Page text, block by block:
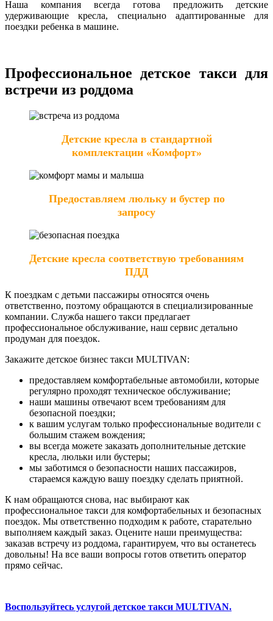
Наша компания всегда готова предложить детские
удерживающие кресла, специально адаптированные для
поездки ребенка в машине.
Профессиональное детское такси для
встречи из роддома
Детские кресла в стандартной
комплектации «Комфорт»
Предоставляем люльку и бустер по
запросу
Детские кресла соответствую требованиям
ПДД
К поездкам с детьми пассажиры относятся очень
ответственно, поэтому обращаются в специализированные
компании. Служба нашего такси предлагает
профессиональное обслуживание, наш сервис детально
продуман для поездок.
Закажите детское бизнес такси MULTIVAN:
предоставляем комфортабельные автомобили, которые
регулярно проходят техническое обслуживание;
наши машины отвечают всем требованиям для
безопасной поездки;
к вашим услугам только профессиональные водители с
большим стажем вождения;
вы всегда можете заказать дополнительные детские
кресла, люльки или бустеры;
мы заботимся о безопасности наших пассажиров,
стараемся каждую вашу поездку сделать приятной.
К нам обращаются снова, нас выбирают как
профессиональное такси для комфортабельных и безопасных
поездок. Мы ответственно подходим к работе, старательно
выполняем каждый заказ. Оцените наши преимущества:
заказав встречу из роддома, гарантируем, что вы останетесь
довольны! На все ваши вопросы готов ответить оператор
прямо сейчас.
Воспользуйтесь услугой детское такси MULTIVAN.